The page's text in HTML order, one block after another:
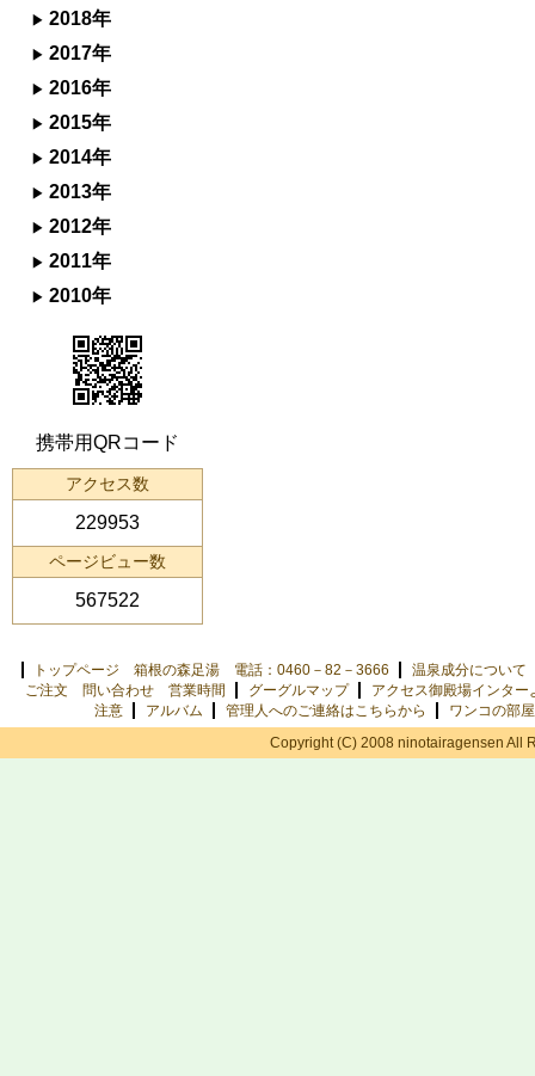
2018年
2017年
2016年
2015年
2014年
2013年
2012年
2011年
2010年
携帯用QRコード
アクセス数
229953
ページビュー数
567522
トップページ 箱根の森足湯 電話：0460－82－3666
温泉成分について
ご注文 問い合わせ 営業時間
グーグルマップ
アクセス御殿場インター
注意
アルバム 管理人へのご連絡はこちらから
ワンコの部屋
Copyright (C) 2008 ninotairagensen All